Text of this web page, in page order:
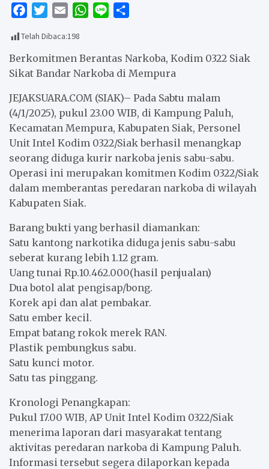
c
e
b
o
k
i
t
t
r
a
i
l
W
t
s
p
p
e
r
e
Telah Dibaca:198
Berkomitmen Berantas Narkoba, Kodim 0322 Siak
Sikat Bandar Narkoba di Mempura
JEJAKSUARA.COM (SIAK)– Pada Sabtu malam
(4/1/2025), pukul 23.00 WIB, di Kampung Paluh,
Kecamatan Mempura, Kabupaten Siak, Personel
Unit Intel Kodim 0322/Siak berhasil menangkap
seorang diduga kurir narkoba jenis sabu-sabu.
Operasi ini merupakan komitmen Kodim 0322/Siak
dalam memberantas peredaran narkoba di wilayah
Kabupaten Siak.
Barang bukti yang berhasil diamankan:
Satu kantong narkotika diduga jenis sabu-sabu
seberat kurang lebih 1.12 gram.
Uang tunai Rp.10.462.000(hasil penjualan)
Dua botol alat pengisap/bong.
Korek api dan alat pembakar.
Satu ember kecil.
Empat batang rokok merek RAN.
Plastik pembungkus sabu.
Satu kunci motor.
Satu tas pinggang.
Kronologi Penangkapan:
Pukul 17.00 WIB, AP Unit Intel Kodim 0322/Siak
menerima laporan dari masyarakat tentang
aktivitas peredaran narkoba di Kampung Paluh.
Informasi tersebut segera dilaporkan kepada